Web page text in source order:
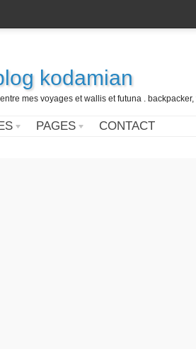
kodamian
mes voyages et wallis et futuna .
PAGES CONTACT